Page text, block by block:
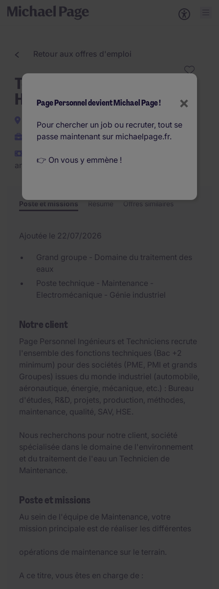
Retour aux offres d'emploi
Technicien de Maintenance
H/F
Bondy
Interim
an
Poste et missions Résumé Offres similaires
Ajoutée le 22/07/2026
Grand groupe - Domaine du traitement des
eaux
Poste technique - Maintenance -
Electromécanique - Génie industriel
Notre client
Page Personnel Ingénieurs et Techniciens recrute
l'ensemble des fonctions techniques (Bac +2
minimum) pour des sociétés (PME, PMI et grands
Groupes) issues du monde industriel (automobile,
aéronautique, énergie, mécanique, etc.) : Bureau
d'études, R&D, projets, production, méthodes,
maintenance, qualité, SAV, HSE.
Nous recherchons pour notre client, société
spécialisée dans le domaine de l'environnement
et du traitement de l'eau un Technicien de
Maintenance.
Poste et missions
Au sein de l'équipe de Maintenance, votre
mission principale est de réaliser les différentes
opérations de maintenance sur le terrain.
A ce titre, vous êtes en charge de :
×
Page Personnel devient Michael Page !
Pour chercher un job ou recruter, tout se
passe maintenant sur michaelpage.fr.
👉 On vous y emmène !